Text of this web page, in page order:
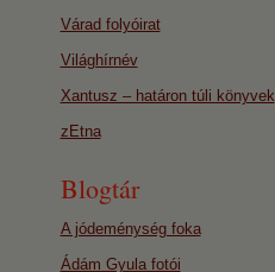
Várad folyóirat
Világhírnév
Xantusz – határon túli könyvek
zEtna
Blogtár
A jódeménység foka
Ádám Gyula fotói